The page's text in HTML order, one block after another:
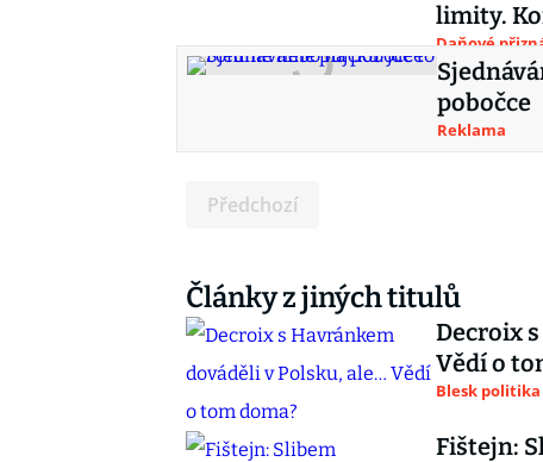
limity.
Daňové
pobočce
Reklama
Předchozí
Články z jiných titulů
Decroix
Vědí o
Blesk politika
Fištejn: